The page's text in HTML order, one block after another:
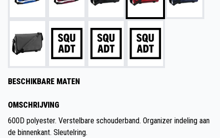
BESCHIKBARE MATEN
OMSCHRIJVING
600D polyester. Verstelbare schouderband. Organizer indeling aan
de binnenkant. Sleutelring.